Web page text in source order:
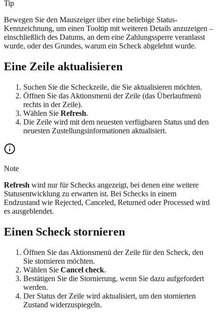
Tip
Bewegen Sie den Mauszeiger über eine beliebige Status-
Kennzeichnung, um einen Tooltip mit weiteren Details anzuzeigen –
einschließlich des Datums, an dem eine Zahlungssperre veranlasst
wurde, oder des Grundes, warum ein Scheck abgelehnt wurde.
Eine Zeile aktualisieren
Suchen Sie die Scheckzeile, die Sie aktualisieren möchten.
Öffnen Sie das Aktionsmenü der Zeile (das Überlaufmenü
rechts in der Zeile).
Wählen Sie Refresh.
Die Zeile wird mit dem neuesten verfügbaren Status und den
neuesten Zustellungsinformationen aktualisiert.
Note
Refresh wird nur für Schecks angezeigt, bei denen eine weitere
Statusentwicklung zu erwarten ist. Bei Schecks in einem
Endzustand wie Rejected, Canceled, Returned oder Processed wird
es ausgeblendet.
Einen Scheck stornieren
Öffnen Sie das Aktionsmenü der Zeile für den Scheck, den
Sie stornieren möchten.
Wählen Sie Cancel check.
Bestätigen Sie die Stornierung, wenn Sie dazu aufgefordert
werden.
Der Status der Zeile wird aktualisiert, um den stornierten
Zustand widerzuspiegeln.